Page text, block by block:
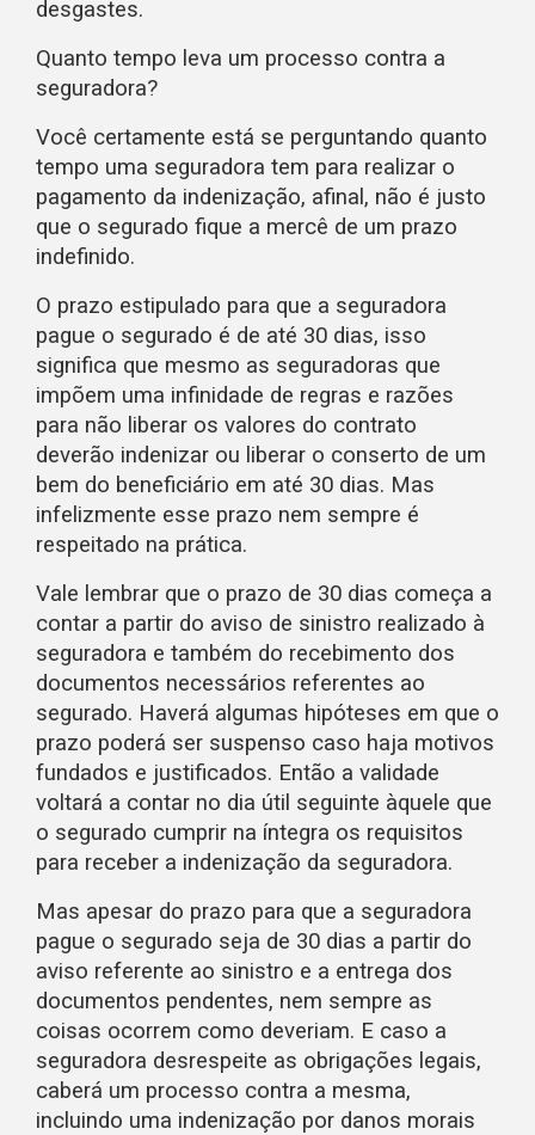
desgastes.
Quanto tempo leva um processo contra a
seguradora?
Você certamente está se perguntando quanto
tempo uma seguradora tem para realizar o
pagamento da indenização, afinal, não é justo
que o segurado fique a mercê de um prazo
indefinido.
O prazo estipulado para que a seguradora
pague o segurado é de até 30 dias, isso
significa que mesmo as seguradoras que
impõem uma infinidade de regras e razões
para não liberar os valores do contrato
deverão indenizar ou liberar o conserto de um
bem do beneficiário em até 30 dias. Mas
infelizmente esse prazo nem sempre é
respeitado na prática.
Vale lembrar que o prazo de 30 dias começa a
contar a partir do aviso de sinistro realizado à
seguradora e também do recebimento dos
documentos necessários referentes ao
segurado. Haverá algumas hipóteses em que o
prazo poderá ser suspenso caso haja motivos
fundados e justificados. Então a validade
voltará a contar no dia útil seguinte àquele que
o segurado cumprir na íntegra os requisitos
para receber a indenização da seguradora.
Mas apesar do prazo para que a seguradora
pague o segurado seja de 30 dias a partir do
aviso referente ao sinistro e a entrega dos
documentos pendentes, nem sempre as
coisas ocorrem como deveriam. E caso a
seguradora desrespeite as obrigações legais,
caberá um processo contra a mesma,
incluindo uma indenização por danos morais